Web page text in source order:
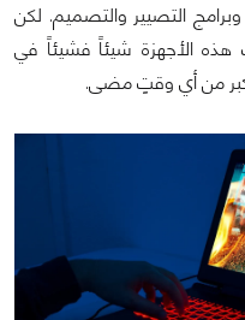
التصيير والتصميم. لكن
هذه الأجهزة شيئاً فشيئاً في
أكبر من أي وقتٍ مضى.